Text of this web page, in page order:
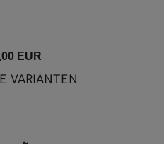
EUR
VARIANTEN